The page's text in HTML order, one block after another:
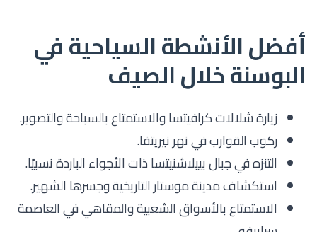
أفضل الأنشطة السياحية في
البوسنة خلال الصيف
زيارة شلالات كرافيتسا والاستمتاع بالسباحة والتصوير.
ركوب القوارب في نهر نيريتفا.
التنزه في جبال بييلاشنيتسا ذات الأجواء الباردة نسبيًا.
استكشاف مدينة موستار التاريخية وجسرها الشهير.
الاستمتاع بالأسواق الشعبية والمقاهي في العاصمة